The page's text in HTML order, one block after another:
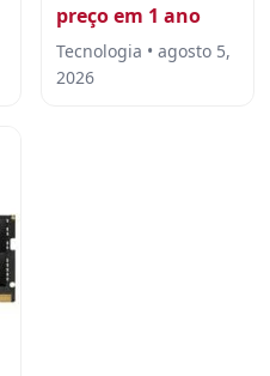
preço em 1 ano
Tecnologia • agosto 5,
2026